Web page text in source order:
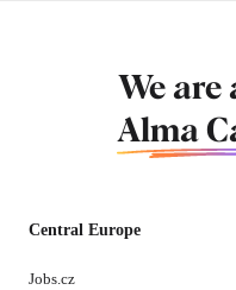
We are
Alma
Central Europe
Jobs.cz